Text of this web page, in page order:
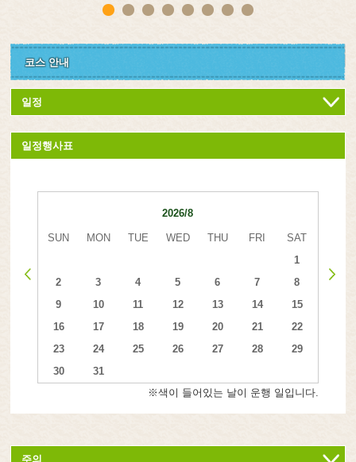
코스 안내
일정
일정행사표
2026/8
SUN MON TUE WED THU FRI
SAT
1
2
3 4 5 6 7
8
9
10 11 12 13 14
15
16
17 18 19 20 21
22
23
24 25 26 27 28
29
30
31
※색이 들어있는 날이 운행 일입니다.
주의